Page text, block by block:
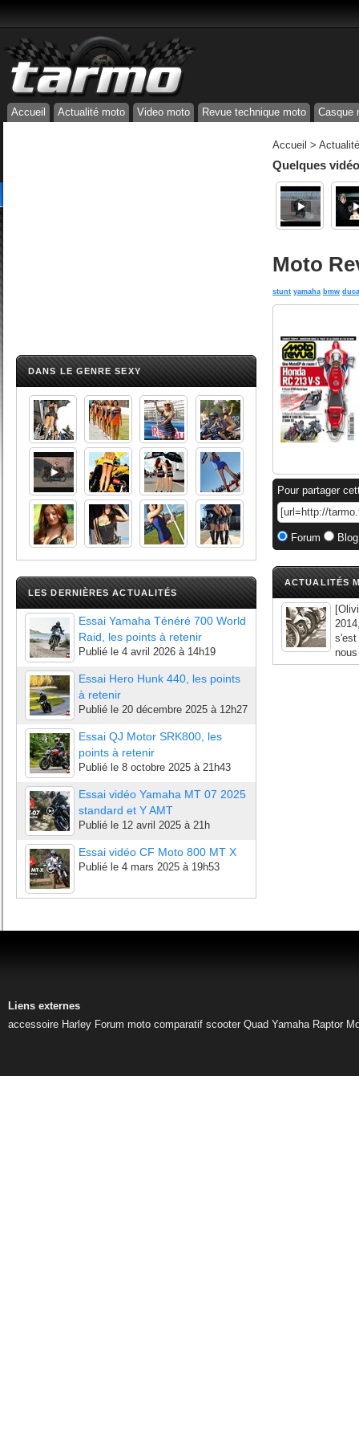
Accueil Actualité moto Video moto Revue technique moto Casque
DANS LE GENRE SEXY
LES DERNIÈRES ACTUALITÉS
Essai Yamaha Ténéré 700 World
Raid, les points à retenir
Publié le 4 avril 2026 à 14h19
Essai Hero Hunk 440, les points
à retenir
Publié le 20 décembre 2025 à 12h27
Essai QJ Motor SRK800, les
points à retenir
Publié le 8 octobre 2025 à 21h43
Essai vidéo Yamaha MT 07 2025
standard et Y AMT
Publié le 12 avril 2025 à 21h
Essai vidéo CF Moto 800 MT X
Publié le 4 mars 2025 à 19h53
Accueil >
Quelques
Moto
stunt yamaha bmw
Pour partager
Forum
ACTUALITÉS
s'est
Liens externes
accessoire Harley Forum moto comparatif scooter Quad Yamaha Raptor